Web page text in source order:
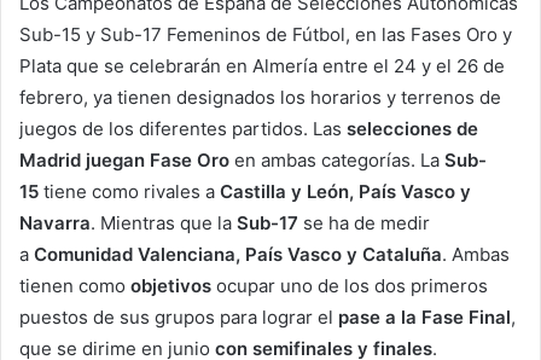
Sub-15 y Sub-17 Femeninos de Fútbol, en las Fases Oro y
Plata que se celebrarán en Almería entre el 24 y el 26 de
febrero, ya tienen designados los horarios y terrenos de
juegos de los diferentes partidos. Las selecciones de
Madrid juegan Fase Oro en ambas categorías. La Sub-
15 tiene como rivales a Castilla y León, País Vasco y
Navarra. Mientras que la Sub-17 se ha de medir
a Comunidad Valenciana, País Vasco y Cataluña. Ambas
tienen como objetivos ocupar uno de los dos primeros
puestos de sus grupos para lograr el pase a la Fase Final,
que se dirime en junio con semifinales y finales.